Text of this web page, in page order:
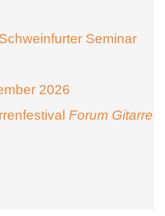
Seminar
2026
Forum Gitarre